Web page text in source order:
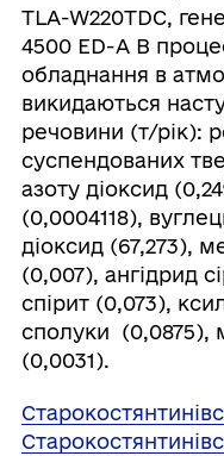
TLA-W220TDC,
4500 ED-A В
обладнання в
викидаються
речовини (т/рік):
суспендованих
‌азоту діоксид
(0,0004118),
діоксид (67,273),
(0,007), ангідрид
спірит (0,073),
сполуки (0,0875),
(0,0031).